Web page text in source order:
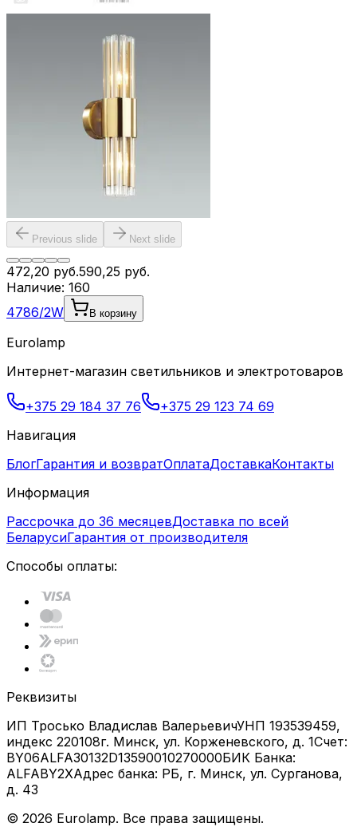
Previous slide Next slide
472,20 руб.590,25 руб.
Наличие: 160
4786/2W
В корзину
Eurolamp
Интернет-магазин светильников и электротоваров
+375 29 184 37 76
+375 29 123 74 69
Навигация
БлогГарантия и возвратОплатаДоставкаКонтакты
Информация
Рассрочка до 36 месяцевДоставка по всей
БеларусиГарантия от производителя
Способы оплаты:
Реквизиты
ИП Тросько Владислав ВалерьевичУНП 193539459,
индекс 220108г. Минск, ул. Корженевского, д. 1Счет:
BY06ALFA30132D13590010270000БИК Банка:
ALFABY2XАдрес банка: РБ, г. Минск, ул. Сурганова,
д. 43
© 2026 Eurolamp. Все права защищены.